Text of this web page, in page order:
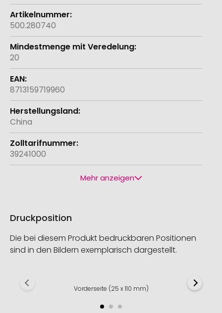
500.280740
20
8713159719960
China
39241000
Mehr anzeigen
Druckposition
Die bei diesem Produkt bedruckbaren Positionen
sind in den Bildern exemplarisch dargestellt.
Vorderseite (25 x 110 mm)